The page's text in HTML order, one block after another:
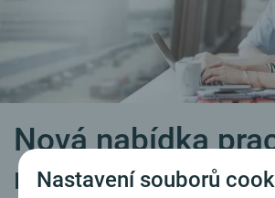
Nová nabídka
míst
Nastavení souborů